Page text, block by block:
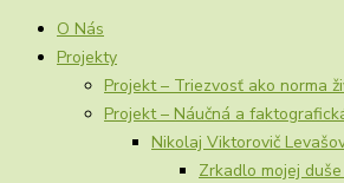
O Nás
Projekty
Projekt – Triezvosť ako norma
Projekt – Náučná a
Nikolaj Viktorovič
Zrkadlo mojej